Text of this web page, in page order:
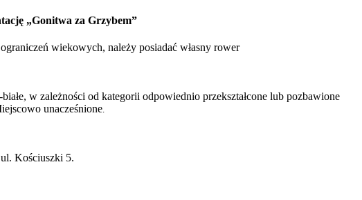
„Gonitwa za Grzybem”
wiekowych, należy posiadać własny rower
w zależności od kategorii odpowiednio przekształcone lub pozbawione
unacześnione.
Kościuszki 5.